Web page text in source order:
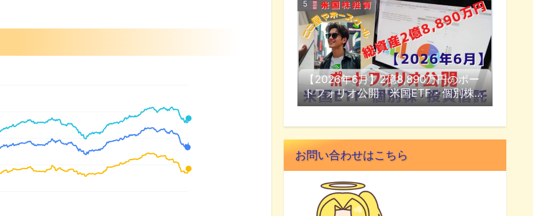
【2026年6月】2億8,890万円のポー
トフォリオ公開『米国ETF・個別株・
投資信託』
お問い合わせはこちら